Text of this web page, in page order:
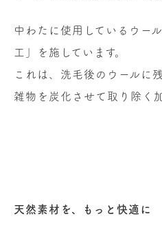
中わたに使用しているウー
工」を施しています。
これは、洗毛後のウールに
雑物を炭化させて取り除く
天然素材を、もっと快適に